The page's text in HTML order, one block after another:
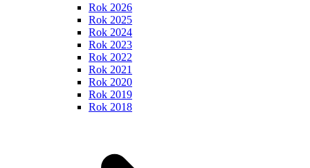
Rok 2026
Rok 2025
Rok 2024
Rok 2023
Rok 2022
Rok 2021
Rok 2020
Rok 2019
Rok 2018